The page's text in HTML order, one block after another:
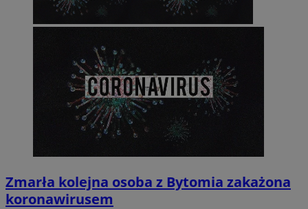
Zmarła kolejna osoba z Bytomia zakażona
koronawirusem